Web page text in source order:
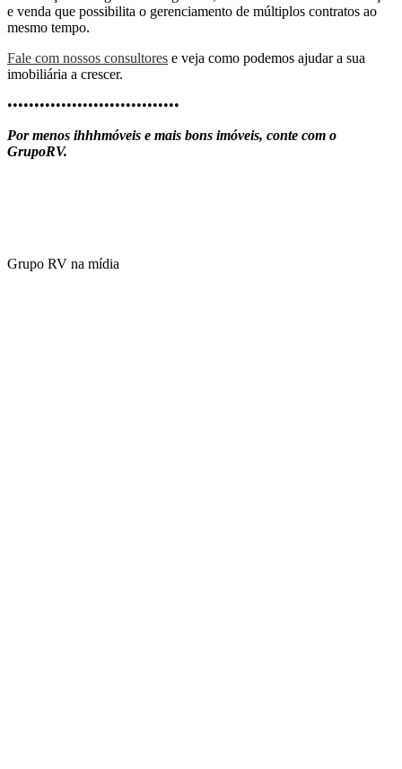
e venda que possibilita o gerenciamento de múltiplos contratos ao
mesmo tempo.
Fale com nossos consultores e veja como podemos ajudar a sua
imobiliária a crescer.
••••••••••••••••••••••••••••••••
Por menos ihhhmóveis e mais bons imóveis, conte com o
GrupoRV.
Grupo RV na mídia